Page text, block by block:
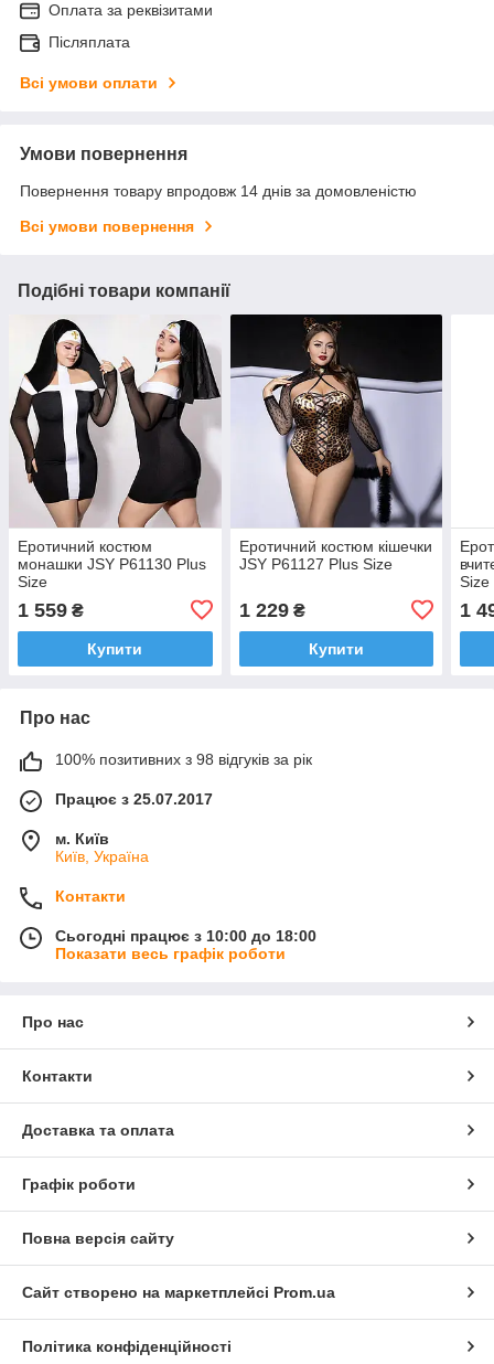
Оплата за реквізитами
Післяплата
Всі умови оплати
Умови повернення
Повернення товару впродовж 14 днів за домовленістю
Всі умови повернення
Подібні товари компанії
Еротичний костюм
монашки JSY P61130 Plus
Size
1 559 ₴
Купити
Еротичний костюм кішечки
JSY P61127 Plus Size
1 229₴
Купити
Size
1
Про нас
100% позитивних з 98 відгуків за рік
Працює з 25.07.2017
м. Київ
Київ, Україна
Контакти
Сьогодні працює з 10:00 до 18:00
Показати весь графік роботи
Про нас
Контакти
Доставка та оплата
Графік роботи
Повна версія сайту
Сайт створено на маркетплейсі Prom.ua
Політика конфіденційності